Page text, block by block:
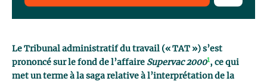
Le Tribunal administratif du travail (« TAT ») s’est
prononcé sur le fond de l’affaire Supervac 20001 , ce qui
met un terme à la saga relative à l’interprétation de la